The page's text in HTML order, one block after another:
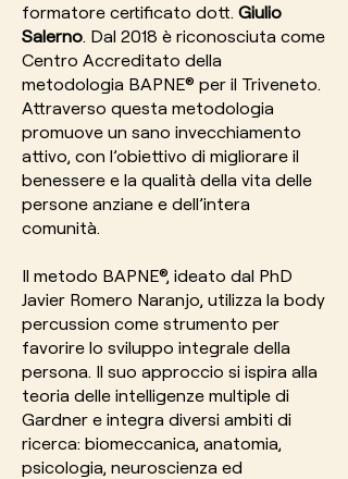
formatore certificato dott. Giulio
Salerno. Dal 2018 è riconosciuta come
Centro Accreditato della
metodologia BAPNE® per il Triveneto.
Attraverso questa metodologia
promuove un sano invecchiamento
attivo, con l’obiettivo di migliorare il
benessere e la qualità della vita delle
persone anziane e dell’intera
comunità.
Il metodo BAPNE®, ideato dal PhD
Javier Romero Naranjo, utilizza la body
percussion come strumento per
favorire lo sviluppo integrale della
persona. Il suo approccio si ispira alla
teoria delle intelligenze multiple di
Gardner e integra diversi ambiti di
ricerca: biomeccanica, anatomia,
psicologia, neuroscienza ed